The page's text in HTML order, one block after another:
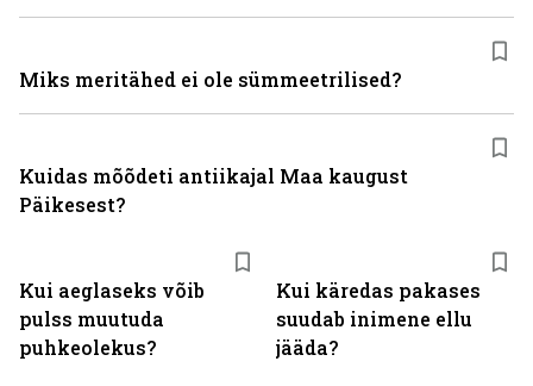
Kui aeglaseks võib
pulss muutuda
puhkeolekus?
Kui käredas pakases
suudab inimene ellu
jääda?
Miks meritähed ei ole sümmeetrilised?
Kuidas mõõdeti antiikajal Maa kaugust
Päikesest?